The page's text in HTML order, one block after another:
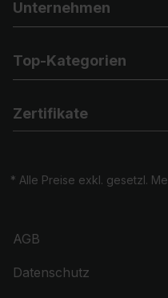
Unternehmen
Top-Kategorien
Zertifikate
* Alle Preise exkl. gesetzl.
AGB
Datenschutz